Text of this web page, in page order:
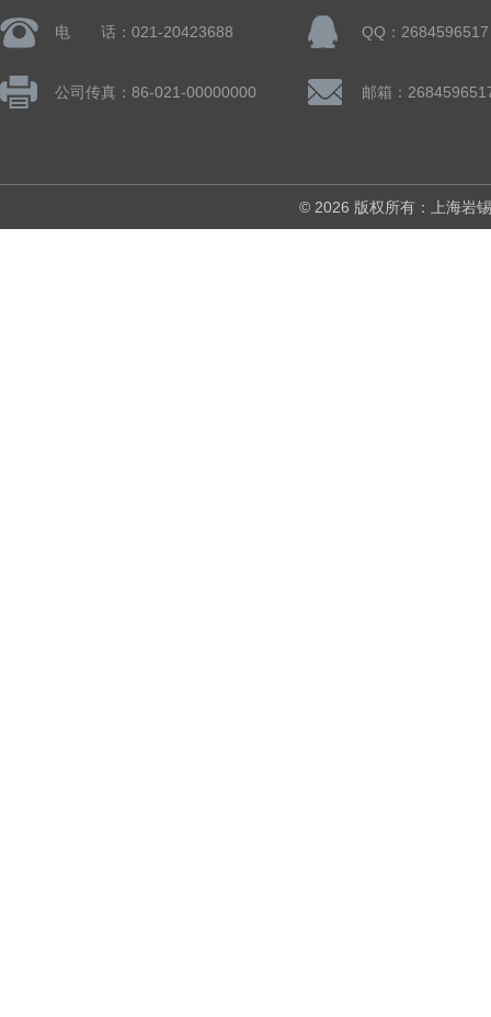
电 话：021-20423688 QQ：2684596517
公司传真：86-021-00000000 邮箱：
© 2026 版权所有：上海岩